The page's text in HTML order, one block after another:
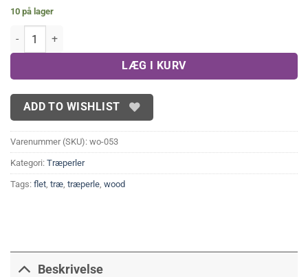
10 på lager
Runde, udskårne træperler(flet) antal
LÆG I KURV
ADD TO WISHLIST
Varenummer (SKU): wo-053
Kategori: Træperler
Tags: flet, træ, træperle, wood
Beskrivelse